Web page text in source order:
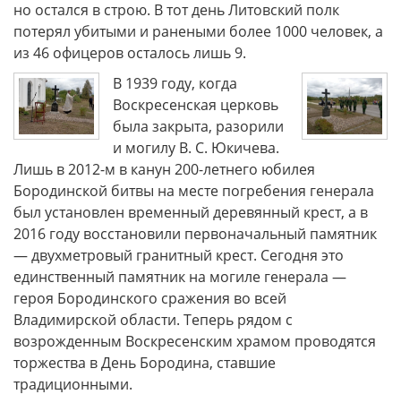
но остался в строю. В тот день Литовский полк
потерял убитыми и ранеными более 1000 человек, а
из 46 офицеров осталось лишь 9.
В 1939 году, когда
Воскресенская церковь
была закрыта, разорили
и могилу В. С. Юкичева.
Лишь в 2012-м в канун 200-летнего юбилея
Бородинской битвы на месте погребения генерала
был установлен временный деревянный крест, а в
2016 году восстановили первоначальный памятник
— двухметровый гранитный крест. Сегодня это
единственный памятник на могиле генерала —
героя Бородинского сражения во всей
Владимирской области. Теперь рядом с
возрожденным Воскресенским храмом проводятся
торжества в День Бородина, ставшие
традиционными.